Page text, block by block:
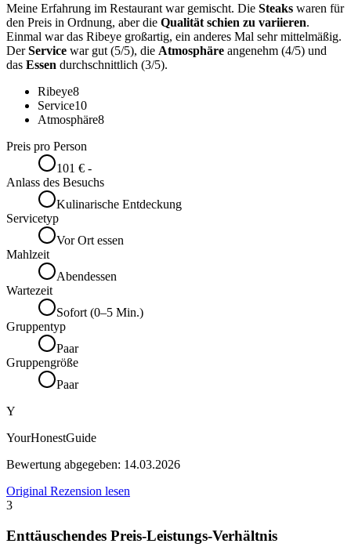
Meine Erfahrung im Restaurant war gemischt. Die Steaks waren für
den Preis in Ordnung, aber die Qualität schien zu variieren.
Einmal war das Ribeye großartig, ein anderes Mal sehr mittelmäßig.
DerService war gut (5/5), die Atmosphäre angenehm (4/5) und
das Essen durchschnittlich (3/5).
Ribeye8
Service10
Atmosphäre8
Preis pro Person
101 € -
Anlass des Besuchs
Kulinarische Entdeckung
Servicetyp
Vor Ort essen
Mahlzeit
Abendessen
Wartezeit
Sofort (0–5 Min.)
Gruppentyp
Paar
Gruppengröße
Paar
Y
YourHonestGuide
Bewertung abgegeben: 14.03.2026
Original Rezension lesen
3
Enttäuschendes Preis-Leistungs-Verhältnis